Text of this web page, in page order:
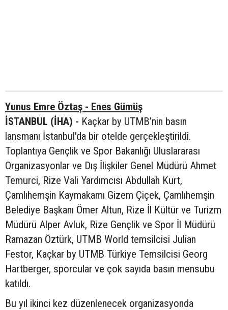
Yunus Emre Öztaş - Enes Gümüş
İSTANBUL (İHA) - Kaçkar by UTMB’nin basın
lansmanı İstanbul'da bir otelde gerçekleştirildi.
Toplantıya Gençlik ve Spor Bakanlığı Uluslararası
Organizasyonlar ve Dış İlişkiler Genel Müdürü Ahmet
Temurci, Rize Vali Yardımcısı Abdullah Kurt,
Çamlıhemşin Kaymakamı Gizem Çiçek, Çamlıhemşin
Belediye Başkanı Ömer Altun, Rize İl Kültür ve Turizm
Müdürü Alper Avluk, Rize Gençlik ve Spor İl Müdürü
Ramazan Öztürk, UTMB World temsilcisi Julian
Festor, Kaçkar by UTMB Türkiye Temsilcisi Georg
Hartberger, sporcular ve çok sayıda basın mensubu
katıldı.
Bu yıl ikinci kez düzenlenecek organizasyonda